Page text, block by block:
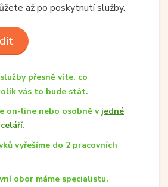
až po poskytnutí služby.
přesně víte, co
vás to bude stát.
on-line nebo osobně v jedné
.
vyřešíme do 2 pracovních
obor máme specialistu.